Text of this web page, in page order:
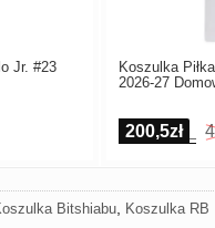
Jr. #23
Koszulka
2026-27
200,5zł
Bitshiabu Koszulka RB